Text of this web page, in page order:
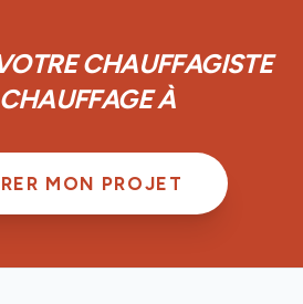
CHAUFFAGISTE
À
MON PROJET